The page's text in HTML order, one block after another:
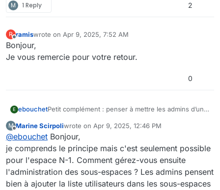
M 1 Reply 2
R
Offline
ramiswrote on Apr 9, 2025, 7:52 AM
last edited by
Bonjour,
Je vous remercie pour votre retour.
0
E ebouchetPetit complément : penser à mettre les admins d’un
EspaceX-ADM on évite comme cela le nominatif qui
peut être un pb lors des remplacements / évolutions
pros des personnes.
M
Offline
Marine Scirpoliwrote on Apr 9, 2025, 12:46 PM
last edited by Marine Scirpoli Apr 9, 2025, 2:46 PM
@ebouchet Bonjour,
je comprends le principe mais c'est seulement possible
pour l'espace N-1. Comment gérez-vous ensuite
l'administration des sous-espaces ? Les admins pensent
bien à ajouter la liste utilisateurs dans les sous-espaces